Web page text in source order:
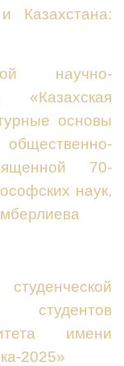
Казахстана:
научно-
«Казахская
основы
70-
наук,
имени
2025»